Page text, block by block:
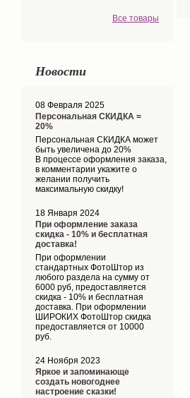
Все товары
Новости
08 Февраля 2025
Персональная СКИДКА =
20%
Персональная СКИДКА может
быть увеличена до 20%
В процессе оформления заказа,
в комментарии укажите о
желании получить
максимальную скидку!
18 Января 2024
При оформление заказа
скидка - 10% и бесплатная
доставка!
При оформлении
стандартных ФотоШтор из
любого раздела на сумму от
6000 руб, предоставляется
скидка - 10% и бесплатная
доставка. При оформлении
ШИРОКИХ ФотоШтор скидка
предоставляется от 10000
руб.
24 Ноября 2023
Яркое и запоминающе
создать новогоднее
настроение сказки!